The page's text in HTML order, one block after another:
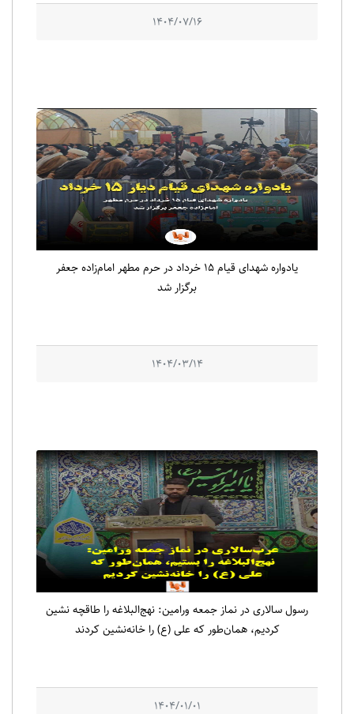
1404/07/16
یادواره شهدای قیام ۱۵ خرداد در حرم مطهر امام‌زاده جعفر
برگزار شد
1404/03/14
رسول سالاری در نماز جمعه ورامین: نهج‌البلاغه را طاقچه نشین
کردیم، همان‌طور که علی (ع) را خانه‌نشین کردند
1404/01/01